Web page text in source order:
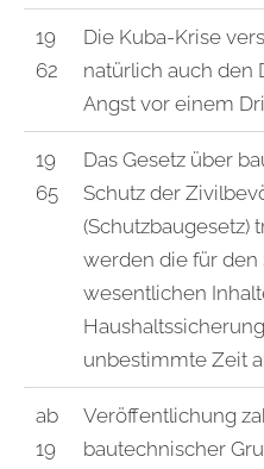
19
62
Die Kuba-Krise
natürlich auch den
Angst vor einem
19
65
Das Gesetz über
Schutz der
(Schutzbaugesetz)
werden die für den
wesentlichen
unbestimmte Zeit
ab
19
Veröffentlichung
bautechnischer